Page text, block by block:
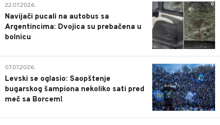
0
22.07.2026.
Navijači pucali na autobus sa
Argentincima: Dvojica su prebačena u
bolnicu
1
07.07.2026.
Levski se oglasio: Saopštenje
bugarskog šampiona nekoliko sati pred
meč sa Borcem!